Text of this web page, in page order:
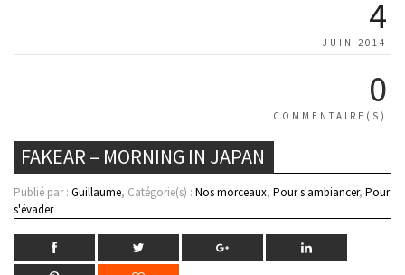
4
JUIN 2014
0
COMMENTAIRE(S)
FAKEAR – MORNING IN JAPAN
Publié par : Guillaume, Catégorie(s) : Nos morceaux, Pour s'ambiancer, Pour
s'évader